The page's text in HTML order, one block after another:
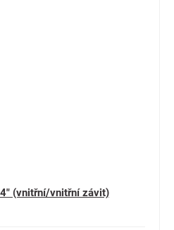
(vnitřní/vnitřní závit)